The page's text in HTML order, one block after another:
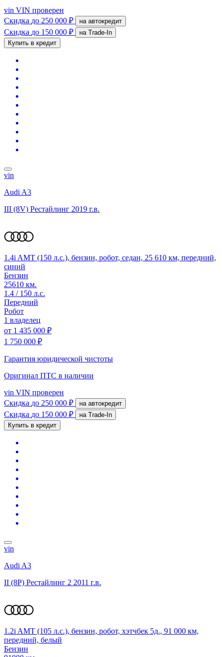
vin VIN проверен
Скидка до 250 000 ₽ на автокредит
Скидка до 150 000 ₽
на Trade-In
Купить в кредит
vin
Audi A3
III (8V) Рестайлинг 2019 г.в.
1.4i AMT (150 л.с.), бензин, робот, седан, 25 610 км, передний,
синий
Бензин
25610 км.
1.4 / 150 л.с.
Передний
Робот
1 владелец
от 1 435 000 ₽
1 750 000 ₽
Гарантия юридической чистоты
Оригинал ПТС в наличии
vin VIN проверен
Скидка до 250 000 ₽ на автокредит
Скидка до 150 000 ₽
на Trade-In
Купить в кредит
vin
Audi A3
II (8P) Рестайлинг 2 2011 г.в.
1.2i AMT (105 л.с.), бензин, робот, хэтчбек 5д., 91 000 км,
передний, белый
Бензин